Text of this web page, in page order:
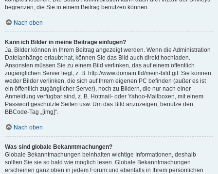
begrenzen, die Sie in einem Beitrag benutzen können.
Nach oben
Kann ich Bilder in meine Beiträge einfügen?
Ja, Bilder können in Ihrem Beitrag angezeigt werden. Wenn die Administration
Dateianhänge erlaubt hat, können Sie das Bild auch direkt hochladen.
Ansonsten müssen Sie zu einem Bild verlinken, das auf einem öffentlich
zugänglichen Server liegt, z. B. http://www.domain.tld/mein-bild.gif. Sie können
weder Bilder verlinken, die sich auf Ihrem eigenen PC befinden (außer es ist
ein öffentlich zugänglicher Server), noch zu Bildern, die nur nach einer
Anmeldung verfügbar sind, z. B. Hotmail- oder Yahoo-Mailboxen, mit einem
Passwort geschützte Seiten usw. Um das Bild anzuzeigen, benutze den
BBCode-Tag „[img]“.
Nach oben
Was sind globale Bekanntmachungen?
Globale Bekanntmachungen beinhalten wichtige Informationen, deshalb
sollten Sie sie so bald wie möglich lesen. Globale Bekanntmachungen
erscheinen ganz oben in jedem Forum und ebenfalls in Ihrem persönlichen